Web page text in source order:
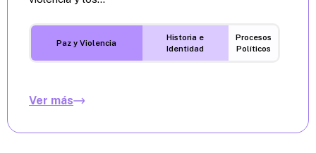
Paz y Violencia
Historia e
Identidad
Procesos
Políticos
Ver más